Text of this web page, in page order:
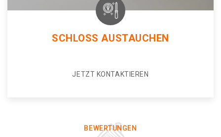
SCHLOSS AUSTAUCHEN
JETZT KONTAKTIEREN
BEWERTUNGEN